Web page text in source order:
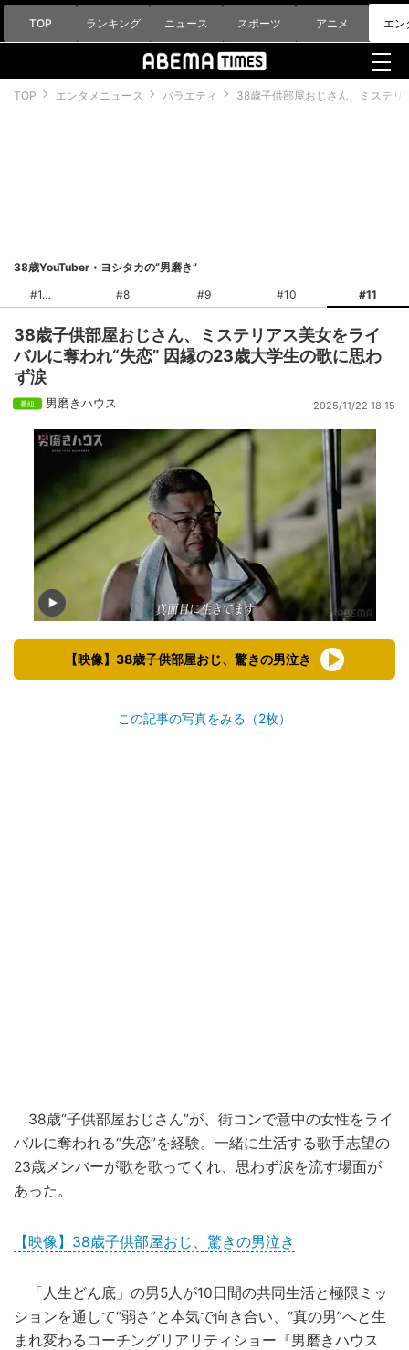
TOP ランキング ニュース スポーツ アニメ エン
TOP エンタメニュース バラエティ 38歳子供部屋おじさん、ミステリ
38歳YouTuber・ヨシタカの“男磨き”
#1
#8 #9 #10 #11
38歳子供部屋おじさん、ミステリアス美女をライ
バルに奪われ“失恋” 因縁の23歳大学生の歌に思わ
ず涙
男磨きハウス 2025/11/22 18:15
【映像】38歳子供部屋おじ、驚きの男泣き
この記事の写真をみる（2枚）
38歳“子供部屋おじさん”が、街コンで意中の女性をライ
バルに奪われる“失恋”を経験。一緒に生活する歌手志望の
23歳メンバーが歌を歌ってくれ、思わず涙を流す場面が
あった。
【映像】38歳子供部屋おじ、驚きの男泣き
「人生どん底」の男5人が10日間の共同生活と極限ミッ
ションを通して“弱さ”と本気で向き合い、“真の男”へと生
まれ変わるコーチングリアリティショー『男磨きハウス